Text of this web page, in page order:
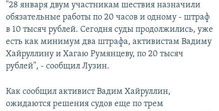
"28 января двум участникам шествия назначили
обязательные работы по 20 часов и одному - штраф
в 10 тысяч рублей. Сегодня суды продолжились, уже
есть как минимум два штрафа, активистам Вадиму
Хайруллину и Хагаю Румянцеву, по 20 тысяч
рублей", - сообщил Лузин.
Как сообщил активист Вадим Хайруллин,
ожидаются решения судов еще по трем